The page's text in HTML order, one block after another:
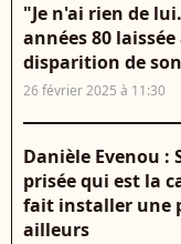
"Je n'ai rien de
années 80
disparition de
26 février 2025 à 11:30
Danièle Evenou :
prisée qui est la
fait installer une
ailleurs